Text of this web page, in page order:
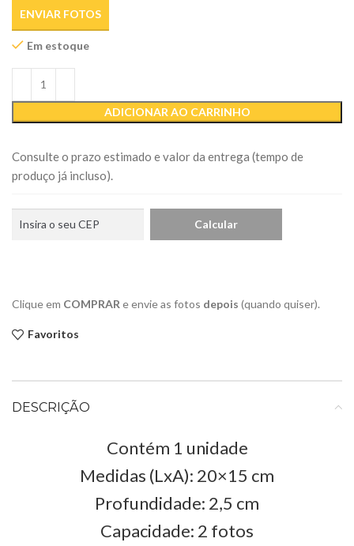
ENVIAR FOTOS
Em estoque
ADICIONAR AO CARRINHO
Consulte o prazo estimado e valor da entrega (tempo de
produço já incluso).
Clique em COMPRAR e envie as fotos depois (quando quiser).
Favoritos
DESCRIÇÃO
Contém 1 unidade
Medidas (LxA): 20×15 cm
Profundidade: 2,5 cm
Capacidade: 2 fotos